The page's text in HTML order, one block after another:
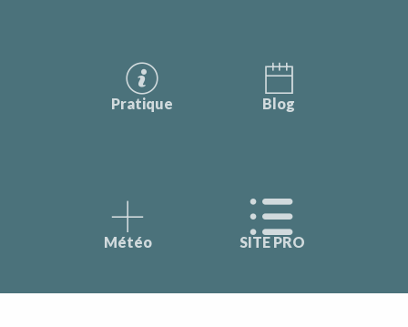
Pratique Blog
Météo SITE PRO